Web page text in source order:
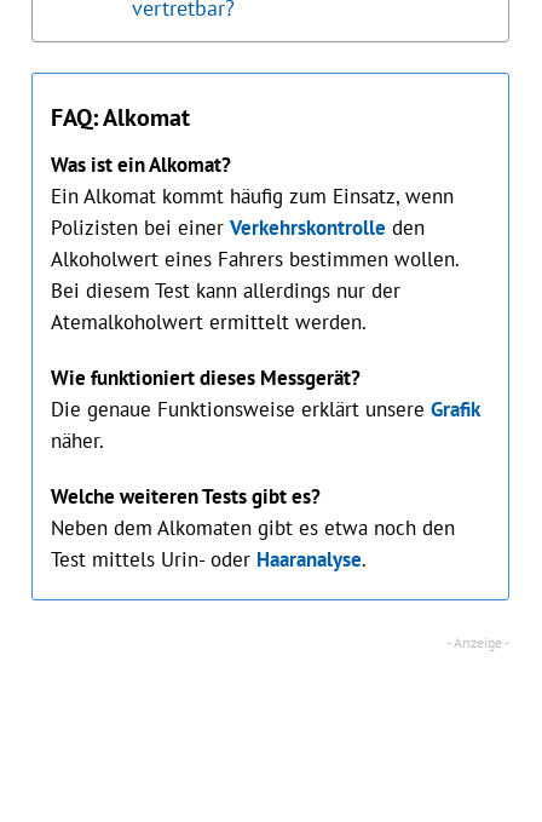
vertretbar?
FAQ: Alkomat
Was ist ein Alkomat?
Ein Alkomat kommt häufig zum Einsatz, wenn
Polizisten bei einer Verkehrskontrolle den
Alkoholwert eines Fahrers bestimmen wollen.
Bei diesem Test kann allerdings nur der
Atemalkoholwert ermittelt werden.
Wie funktioniert dieses Messgerät?
Die genaue Funktionsweise erklärt unsere Grafik
näher.
Welche weiteren Tests gibt es?
Neben dem Alkomaten gibt es etwa noch den
Test mittels Urin- oder Haaranalyse.